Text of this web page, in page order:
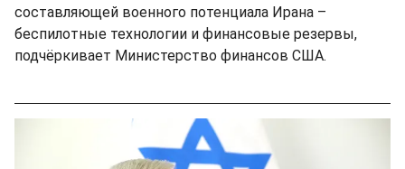
составляющей военного потенциала Ирана –
беспилотные технологии и финансовые резервы,
подчёркивает Министерство финансов США.